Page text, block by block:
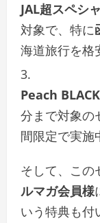
JAL超スペシ
対象で、特に
海道旅行を格
Peach
分まで対象の
間限定で実施
そして、この
ルマガ会員様
いう特典も